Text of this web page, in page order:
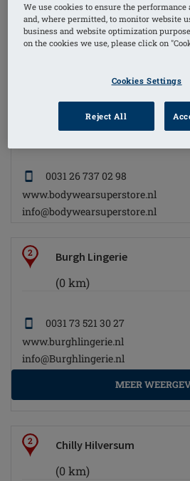
0031 46 451 98 32
www.bodyfashion-born.nl
(0 km)
0031 26 737 02 98
www.bodywearsuperstore.nl
info@bodywearsuperstore.nl
2 Burgh Lingerie
(0 km)
0031 73 521 30 27
www.burghlingerie.nl
info@Burghlingerie.nl
MEER
2 Chilly Hilversum
(0 km)
We use cookies to ensure the
and, where permitted, to monitor website
business and website optimization
on the cookies we use, please click on
Cookies Settings
Reject All